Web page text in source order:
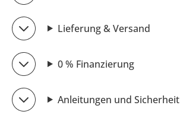
Lieferung & Versand
0 % Finanzierung
Anleitungen und Sicherheit